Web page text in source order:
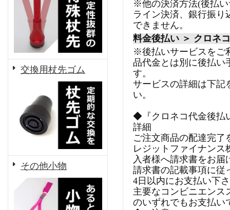
交換用杖先ゴム
その他小物
※他の決済方法(後払
ライン決済、銀行振り
できません。
料金後払い ＞ クロネ
※後払いサービスをご
品代金とは別に後払い
す。
サービスの詳細は下記
い。
◆『クロネコ代金後払
詳細
ご注文商品の配達完了
レジットファイナンス
入者様へ請求書をお届
請求書の記載事項に従
4日以内にお支払い下
主要なコンビニエンス
のいずれでもお支払い